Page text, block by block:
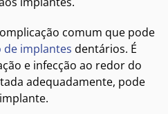
comum que pode
de implantes dentários. É
e infecção ao redor do
adequadamente, pode